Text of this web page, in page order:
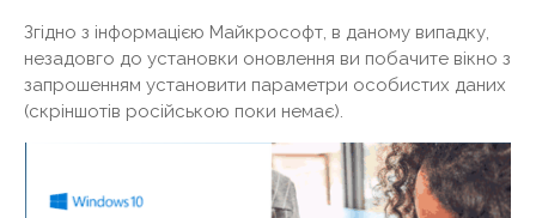
Згідно з інформацією Майкрософт, в даному випадку,
незадовго до установки оновлення ви побачите вікно з
запрошенням установити параметри особистих даних
(скріншотів російською поки немає).